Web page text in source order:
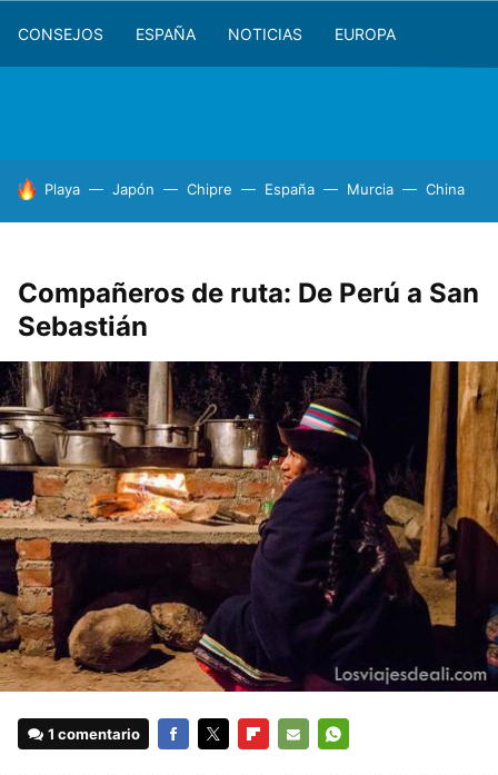
CONSEJOS ESPAÑA NOTICIAS EUROPA
HOY SE HABLA DE
Playa Japón Chipre España Murcia China
Compañeros de ruta: De Perú a San
Sebastián
1 comentario